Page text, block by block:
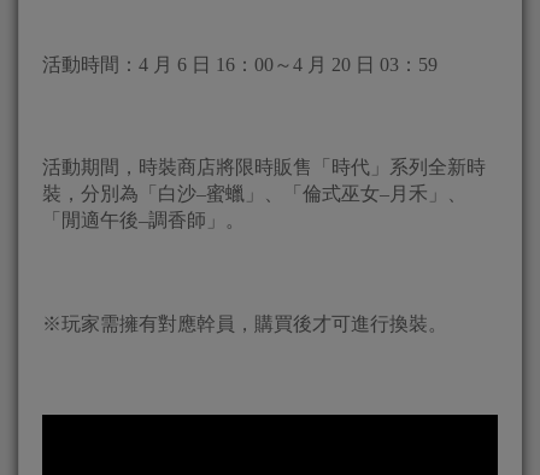
活動時間：4 月 6 日 16：00～4 月 20 日 03：59
活動期間，時裝商店將限時販售「時代」系列全新時
裝，分別為「白沙–蜜蠟」、「倫式巫女–月禾」、
「閒適午後–調香師」。
※玩家需擁有對應幹員，購買後才可進行換裝。